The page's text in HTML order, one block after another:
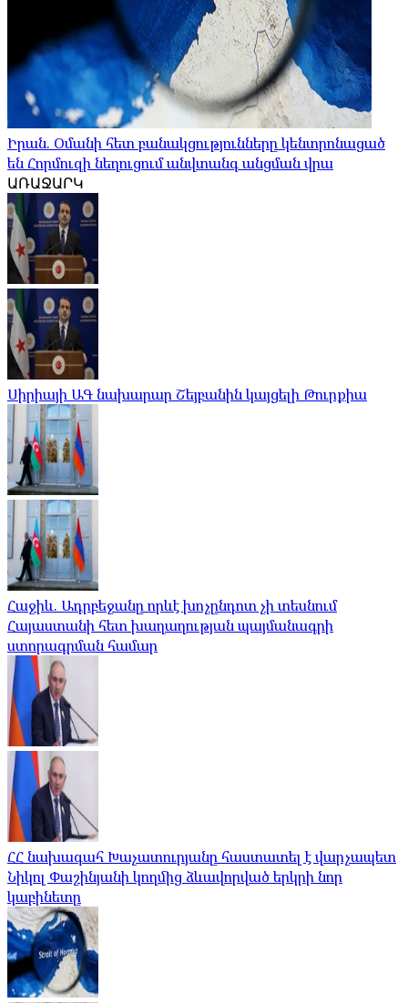
Իրան. Օմանի հետ բանակցությունները կենտրոնացած
են Հորմուզի նեղուցում անվտանգ անցման վրա
ԱՌԱՋԱՐԿ
Սիրիայի ԱԳ նախարար Շեյբանին կայցելի Թուրքիա
Հաջիև. Ադրբեջանը որևէ խոչընդոտ չի տեսնում
Հայաստանի հետ խաղաղության պայմանագրի
ստորագրման համար
ՀՀ նախագահ Խաչատուրյանը հաստատել է վարչապետ
Նիկոլ Փաշինյանի կողմից ձևավորված երկրի նոր
կաբինետը